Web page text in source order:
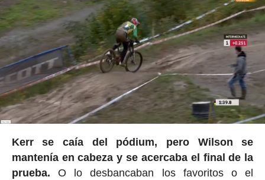
Kerr se caía del pódium, pero Wilson se
mantenía en cabeza y se acercaba el final de la
prueba. O lo desbancaban los favoritos o el